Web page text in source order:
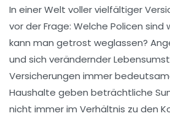
In einer Welt voller vielfältiger
vor der Frage: Welche Policen
kann man getrost weglassen?
und sich verändernder
Versicherungen immer
Haushalte geben beträchtliche
nicht immer im Verhältnis zu den